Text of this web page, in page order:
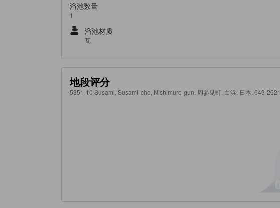
浴池数量
1
浴池材质
瓦
地段评分
5351-10 Susami, Susami-cho, Nishimuro-gun, 周参见町, 白浜, 日本, 649-2621